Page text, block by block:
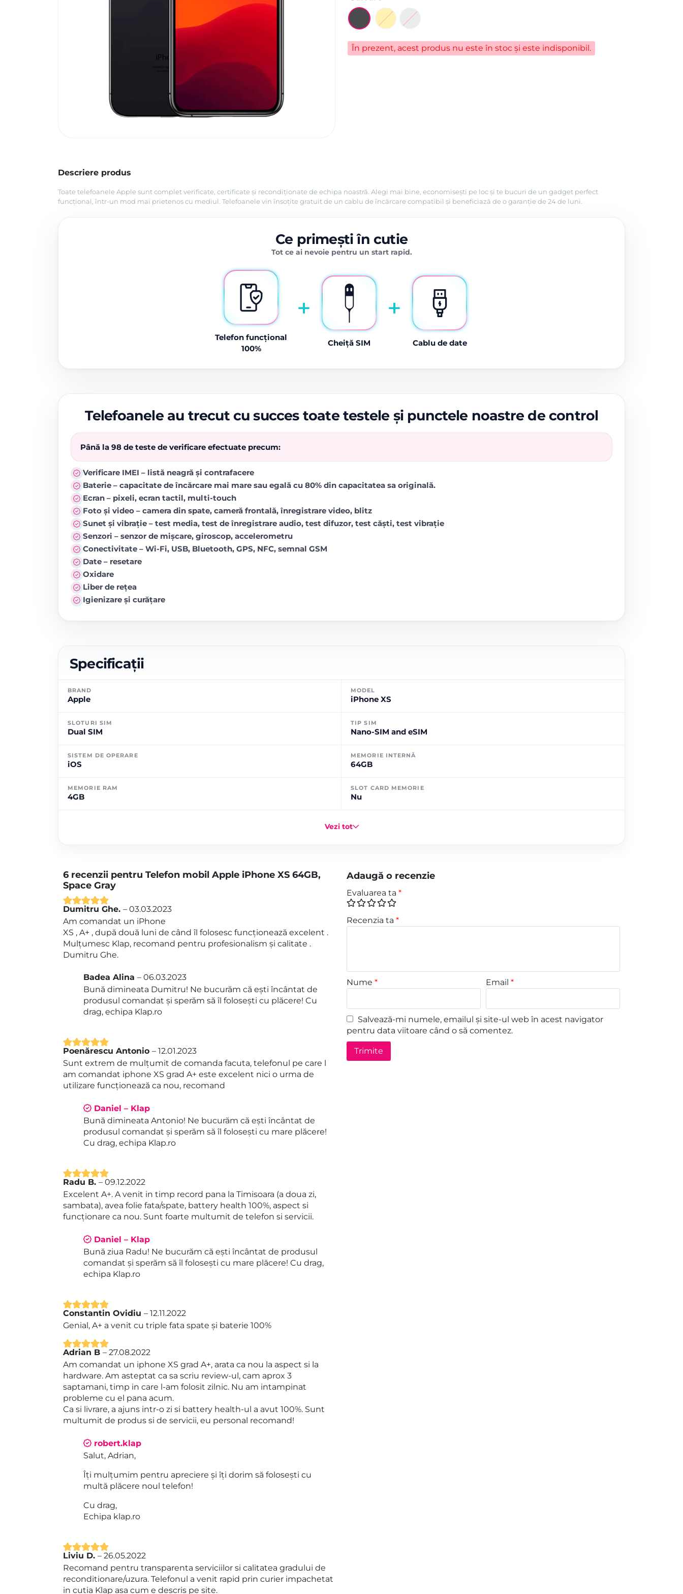
În prezent, acest produs nu este în stoc și este indisponibil.
Descriere produs
Toate telefoanele Apple sunt complet verificate, certificate și recondiționate de echipa noastră. Alegi mai bine, economisești pe loc și te bucuri de un gadget perfect
funcțional, într-un mod mai prietenos cu mediul. Telefoanele vin însoțite gratuit de un cablu de încărcare compatibil și beneficiază de o garanție de 24 de luni.
Ce primești în cutie
Tot ce ai nevoie pentru un start rapid.
Telefon funcțional
100%
+
Cheiță SIM
+
Cablu de date
Telefoanele au trecut cu succes toate testele și punctele noastre de control
Până la 98 de teste de verificare efectuate precum:
Verificare IMEI – listă neagră și contrafacere
Baterie – capacitate de încărcare mai mare sau egală cu 80% din capacitatea sa originală.
Ecran – pixeli, ecran tactil, multi-touch
Foto și video – camera din spate, cameră frontală, înregistrare video, blitz
Sunet și vibrație – test media, test de înregistrare audio, test difuzor, test căști, test vibrație
Senzori – senzor de mișcare, giroscop, accelerometru
Conectivitate – Wi-Fi, USB, Bluetooth, GPS, NFC, semnal GSM
Date – resetare
Oxidare
Liber de rețea
Igienizare și curățare
Specificații
BRAND
Apple
MODEL
iPhone XS
SLOTURI SIM
Dual SIM
TIP SIM
Nano-SIM and eSIM
SISTEM DE OPERARE
iOS
MEMORIE INTERNĂ
64GB
MEMORIE RAM
4GB
SLOT CARD MEMORIE
Nu
Vezi tot
6 recenzii pentru Telefon mobil Apple iPhone XS 64GB,
Space Gray
Evaluat la 5
din 5
Dumitru Ghe. – 03.03.2023
Am comandat un iPhone
XS , A+ , după două luni de când îl folosesc funcționează excelent .
Mulțumesc Klap, recomand pentru profesionalism și calitate .
Dumitru Ghe.
Badea Alina – 06.03.2023
Bună dimineata Dumitru! Ne bucurăm că ești încântat de
produsul comandat și sperăm să îl folosești cu plăcere! Cu
drag, echipa Klap.ro
Evaluat la5
din 5
Poenărescu Antonio – 12.01.2023
Sunt extrem de mulțumit de comanda facuta, telefonul pe care l
am comandat iphone XS grad A+ este excelent nici o urma de
utilizare funcționează ca nou, recomand
Daniel – Klap
Bună dimineata Antonio! Ne bucurăm că ești încântat de
produsul comandat și sperăm să îl folosești cu mare plăcere!
Cu drag, echipa Klap.ro
Evaluat la
5
din 5
Radu B. – 09.12.2022
Excelent A+. A venit in timp record pana la Timisoara (a doua zi,
sambata), avea folie fata/spate, battery health 100%, aspect si
funcționare ca nou. Sunt foarte multumit de telefon si servicii.
Daniel – Klap
Bună ziua Radu! Ne bucurăm că ești încântat de produsul
comandat și sperăm să îl folosești cu mare plăcere! Cu drag,
echipa Klap.ro
Evaluat la5
din 5
Constantin Ovidiu – 12.11.2022
Genial, A+ a venit cu triple fata spate și baterie 100%
Evaluat la
din 5
Adrian B – 27.08.2022
Am comandat un iphone XS grad A+, arata ca nou la aspect si la
hardware. Am asteptat ca sa scriu review-ul, cam aprox 3
saptamani, timp in care l-am folosit zilnic. Nu am intampinat
probleme cu el pana acum.
Ca si livrare, a ajuns intr-o zi si battery health-ul a avut 100%. Sunt
multumit de produs si de servicii, eu personal recomand!
robert.klap
Salut, Adrian,
Îți mulțumim pentru apreciere și îți dorim să folosești cu
multă plăcere noul telefon!
Cu drag,
Echipa klap.ro
Evaluat la
5
din 5
Liviu D. – 26.05.2022
Recomand pentru transparenta serviciilor si calitatea gradului de
reconditionare/uzura. Telefonul a venit rapid prin curier impachetat
in cutia Klap asa cum e descris pe site.
Adaugă o recenzie
Evaluarea ta *
Recenzia ta *
Nume * Email*
Salvează-mi numele, emailul și site-ul web în acest navigator
pentru data viitoare când o să comentez.